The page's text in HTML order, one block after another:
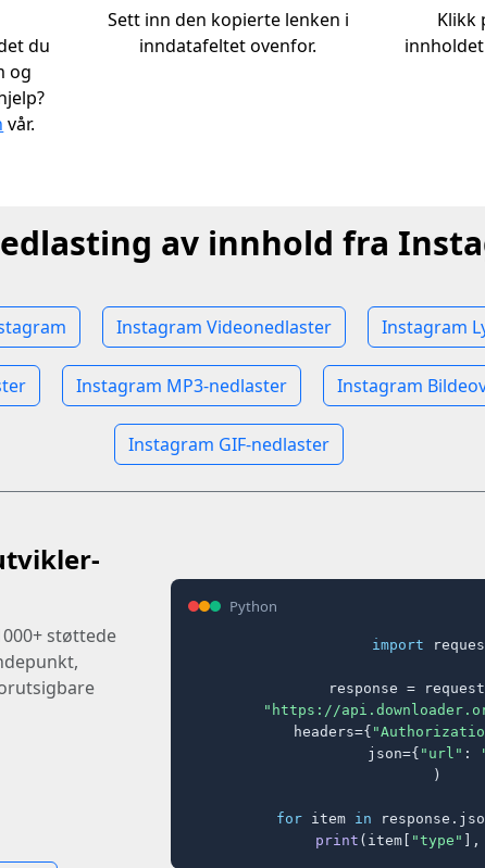
du
og
vår.
Sett inn den kopierte lenken i
inndatafeltet ovenfor.
Klikk
av innhold fra
Instagram Videonedlaster Instagram
Instagram MP3-nedlaster Instagram
Instagram GIF-nedlaster
støttede
Python
import
response =
"https://
    headers={
    json={
"url" :
)
for item in
print (item[ "type" ],